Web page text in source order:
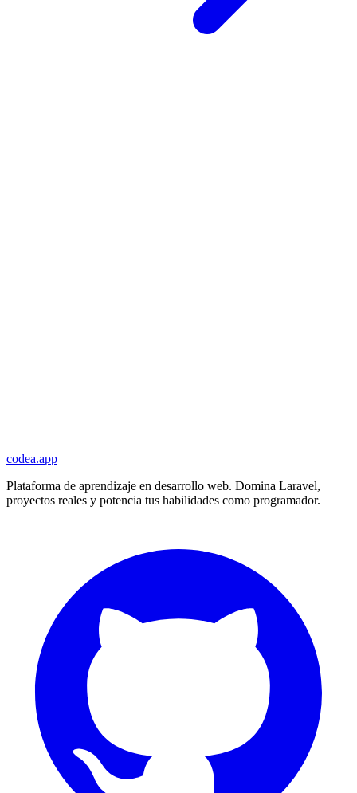
codea.app
Plataforma de aprendizaje en desarrollo web. Domina Laravel,
proyectos reales y potencia tus habilidades como programador.